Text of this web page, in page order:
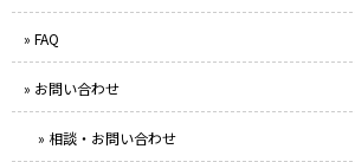
» FAQ
» お問い合わせ
» 相談・お問い合わせ